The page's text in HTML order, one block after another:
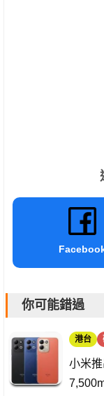
你可能錯過
港台
小米